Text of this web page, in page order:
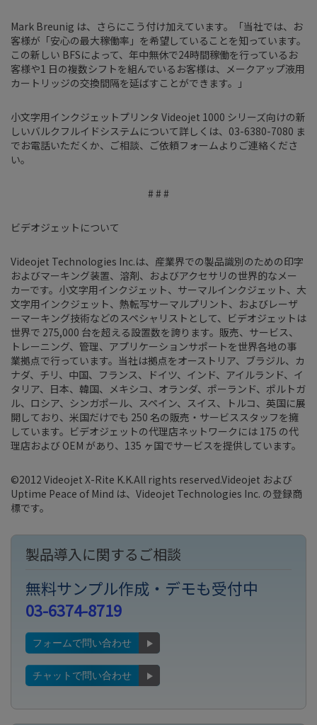
Mark Breunig は、さらにこう付け加えています。「当社では、お
客様が「安心の最大稼働率」を希望していることを知っています。
この新しい BFSによって、年中無休で24時間稼働を行っているお
客様や1 日の複数シフトを組んでいるお客様は、メークアップ液用
カートリッジの交換間隔を延ばすことができます。」
小文字用インクジェットプリンタ Videojet 1000 シリーズ向けの新
しいバルクフルイドシステムについて詳しくは、03-6380-7080 ま
でお電話いただくか、ご相談、ご依頼フォームよりご連絡くださ
い。
# # #
ビデオジェットについて
Videojet Technologies Inc.は、産業界での製品識別のための印字
およびマーキング装置、溶剤、およびアクセサリの世界的なメー
カーです。小文字用インクジェット、サーマルインクジェット、大
文字用インクジェット、熱転写サーマルプリント、およびレーザ
ーマーキング技術などのスペシャリストとして、ビデオジェットは
世界で 275,000 台を超える設置数を誇ります。販売、サービス、
トレーニング、管理、アプリケーションサポートを世界各地の事
業拠点で行っています。当社は拠点をオーストリア、ブラジル、カ
ナダ、チリ、中国、フランス、ドイツ、インド、アイルランド、イ
タリア、日本、韓国、メキシコ、オランダ、ポーランド、ポルトガ
ル、ロシア、シンガポール、スペイン、スイス、トルコ、英国に展
開しており、米国だけでも 250 名の販売・サービススタッフを擁
しています。ビデオジェットの代理店ネットワークには 175 の代
理店および OEM があり、135 ヶ国でサービスを提供しています。
©2012 Videojet X-Rite K.K.All rights reserved.Videojet および
Uptime Peace of Mind は、Videojet Technologies Inc. の登録商
標です。
製品導入に関するご相談
無料サンプル作成・デモも受付中
03-6374-8719
フォームで問い合わせ
チャットで問い合わせ